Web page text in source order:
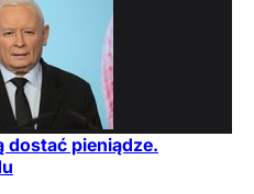
dostać pieniądze.